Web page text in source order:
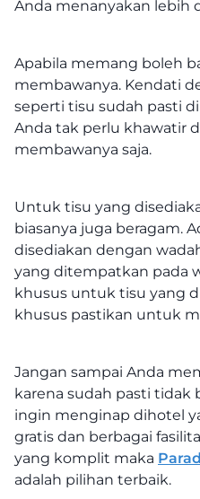
Anda menanyakan lebih
Apabila memang boleh
membawanya. Kendati
seperti tisu sudah pasti
Anda tak perlu khawatir
membawanya saja.
Untuk tisu yang
biasanya juga beragam.
disediakan dengan
yang ditempatkan pada
khusus untuk tisu yang
khusus pastikan untuk
Jangan sampai Anda
karena sudah pasti tidak
ingin menginap dihotel
gratis dan berbagai
yang komplit maka
adalah pilihan terbaik.